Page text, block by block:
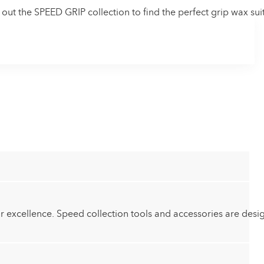
the SPEED GRIP collection to find the perfect grip wax
Speed collection tools and accessories are